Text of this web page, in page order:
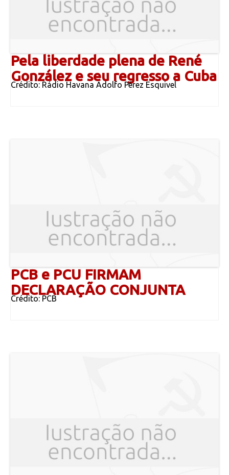
Pela liberdade plena de René
González e seu regresso a Cuba
Crédito: Rádio Havana Adolfo Pérez Esquivel
PCB e PCU FIRMAM
DECLARAÇÃO CONJUNTA
Crédito: PCB